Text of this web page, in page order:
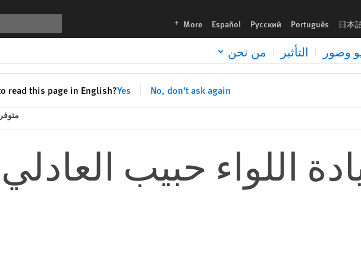
日本
Português
Русский
Español
More
languages
وصور التأثير من نحن
read this page in English?Yes No, don't ask again
اللواء حبيب